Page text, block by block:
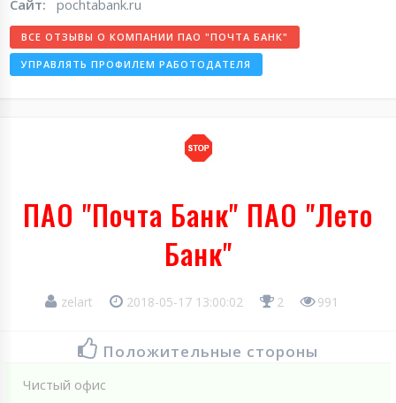
Сайт: pochtabank.ru
ВСЕ ОТЗЫВЫ О КОМПАНИИ ПАО "ПОЧТА БАНК"
УПРАВЛЯТЬ ПРОФИЛЕМ РАБОТОДАТЕЛЯ
ПАО "Почта Банк" ПАО "Лето
Банк"
zelart 2018-05-17 13:00:02 2 991
Положительные стороны
Чистый офис